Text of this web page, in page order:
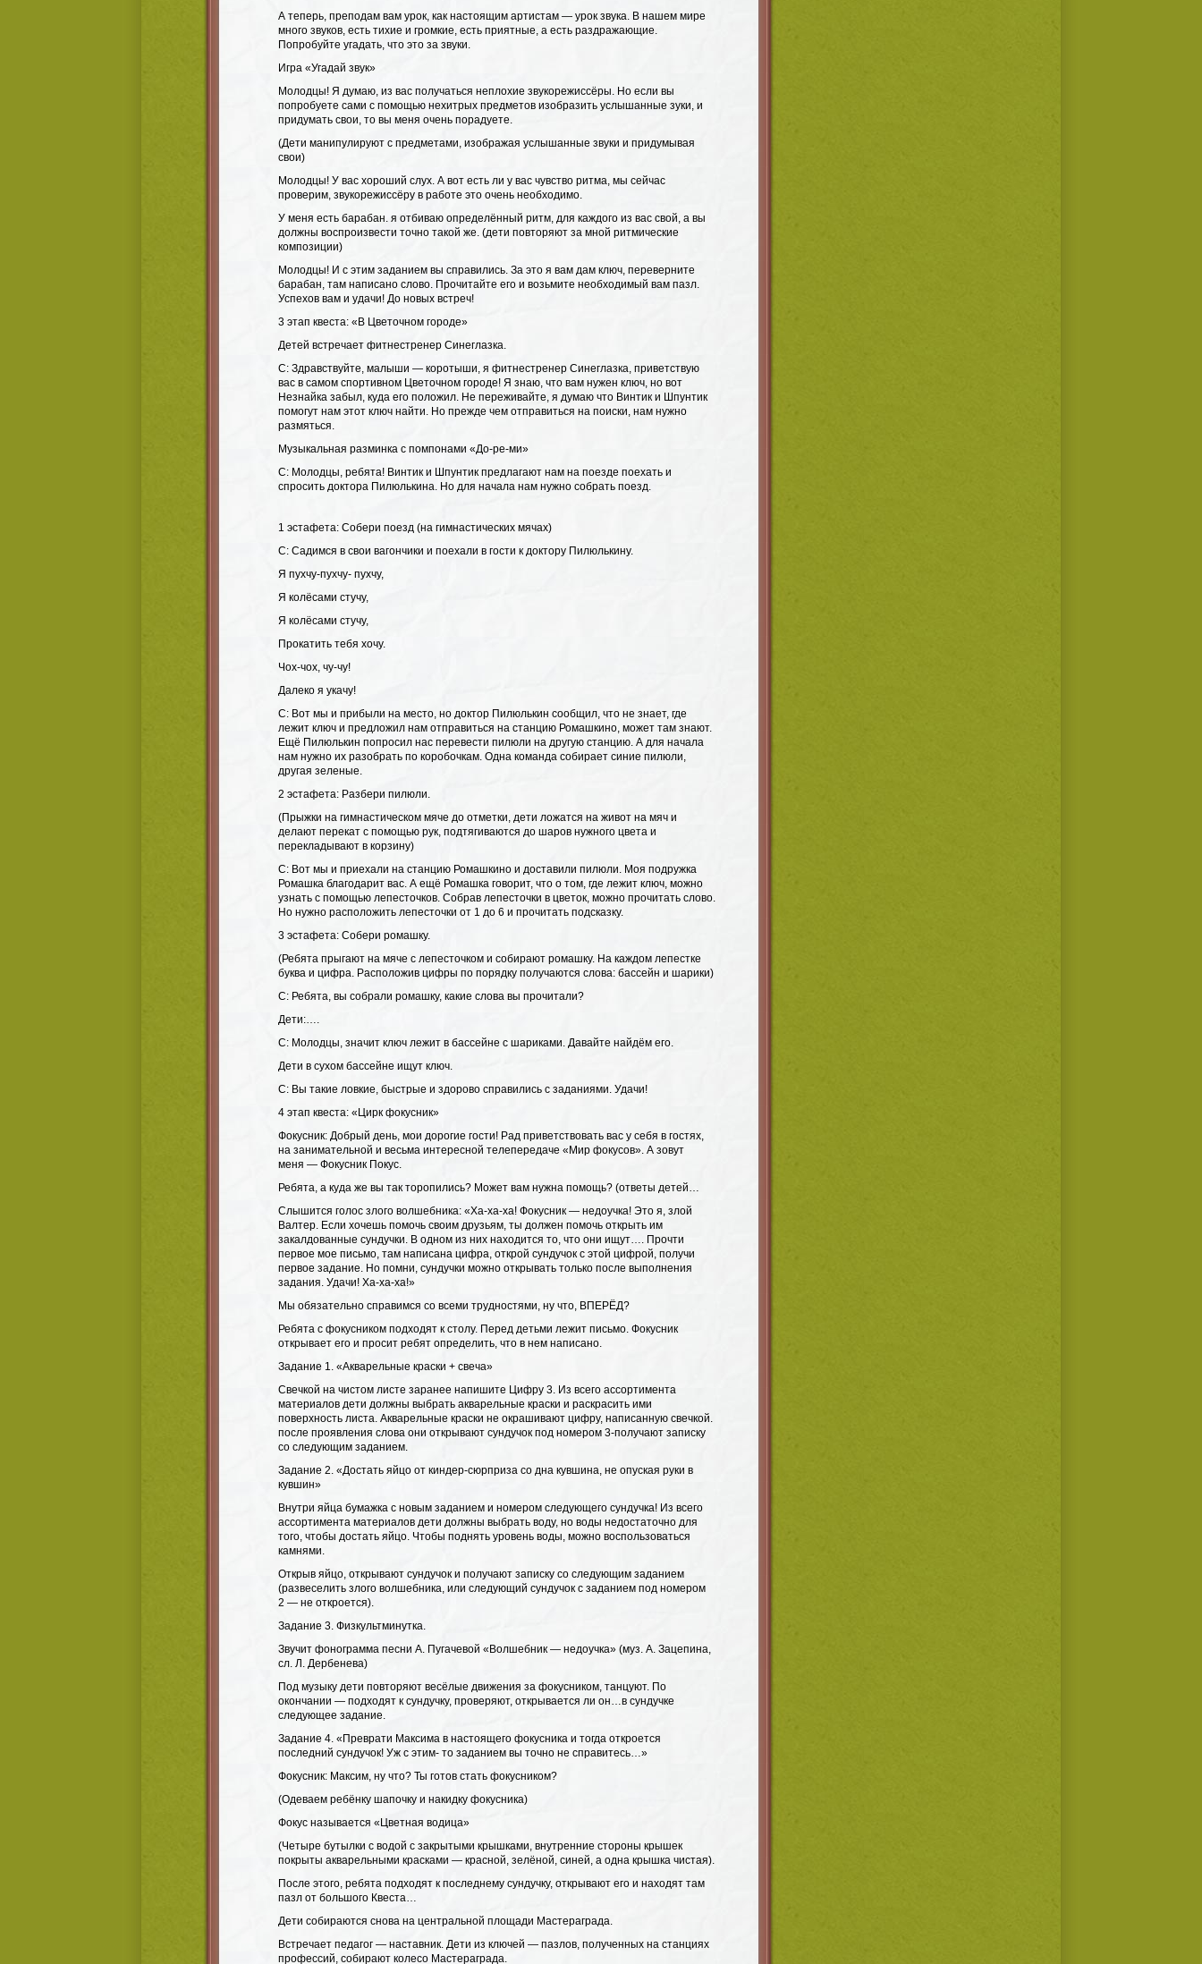
А теперь, преподам вам урок, как настоящим артистам — урок звука. В нашем мире
много звуков, есть тихие и громкие, есть приятные, а есть раздражающие.
Попробуйте угадать, что это за звуки.
Игра «Угадай звук»
Молодцы! Я думаю, из вас получаться неплохие звукорежиссёры. Но если вы
попробуете сами с помощью нехитрых предметов изобразить услышанные зуки, и
придумать свои, то вы меня очень порадуете.
(Дети манипулируют с предметами, изображая услышанные звуки и придумывая
свои)
Молодцы! У вас хороший слух. А вот есть ли у вас чувство ритма, мы сейчас
проверим, звукорежиссёру в работе это очень необходимо.
У меня есть барабан. я отбиваю определённый ритм, для каждого из вас свой, а вы
должны воспроизвести точно такой же. (дети повторяют за мной ритмические
композиции)
Молодцы! И с этим заданием вы справились. За это я вам дам ключ, переверните
барабан, там написано слово. Прочитайте его и возьмите необходимый вам пазл.
Успехов вам и удачи! До новых встреч!
3 этап квеста: «В Цветочном городе»
Детей встречает фитнестренер Синеглазка.
С: Здравствуйте, малыши — коротыши, я фитнестренер Синеглазка, приветствую
вас в самом спортивном Цветочном городе! Я знаю, что вам нужен ключ, но вот
Незнайка забыл, куда его положил. Не переживайте, я думаю что Винтик и Шпунтик
помогут нам этот ключ найти. Но прежде чем отправиться на поиски, нам нужно
размяться.
Музыкальная разминка с помпонами «До-ре-ми»
С: Молодцы, ребята! Винтик и Шпунтик предлагают нам на поезде поехать и
спросить доктора Пилюлькина. Но для начала нам нужно собрать поезд.
1 эстафета: Собери поезд (на гимнастических мячах)
С: Садимся в свои вагончики и поехали в гости к доктору Пилюлькину.
Я пухчу-пухчу- пухчу,
Я колёсами стучу,
Я колёсами стучу,
Прокатить тебя хочу.
Чох-чох, чу-чу!
Далеко я укачу!
С: Вот мы и прибыли на место, но доктор Пилюлькин сообщил, что не знает, где
лежит ключ и предложил нам отправиться на станцию Ромашкино, может там знают.
Ещё Пилюлькин попросил нас перевести пилюли на другую станцию. А для начала
нам нужно их разобрать по коробочкам. Одна команда собирает синие пилюли,
другая зеленые.
2 эстафета: Разбери пилюли.
(Прыжки на гимнастическом мяче до отметки, дети ложатся на живот на мяч и
делают перекат с помощью рук, подтягиваются до шаров нужного цвета и
перекладывают в корзину)
С: Вот мы и приехали на станцию Ромашкино и доставили пилюли. Моя подружка
Ромашка благодарит вас. А ещё Ромашка говорит, что о том, где лежит ключ, можно
узнать с помощью лепесточков. Собрав лепесточки в цветок, можно прочитать слово.
Но нужно расположить лепесточки от 1 до 6 и прочитать подсказку.
3 эстафета: Собери ромашку.
(Ребята прыгают на мяче с лепесточком и собирают ромашку. На каждом лепестке
буква и цифра. Расположив цифры по порядку получаются слова: бассейн и шарики)
С: Ребята, вы собрали ромашку, какие слова вы прочитали?
Дети:….
С: Молодцы, значит ключ лежит в бассейне с шариками. Давайте найдём его.
Дети в сухом бассейне ищут ключ.
С: Вы такие ловкие, быстрые и здорово справились с заданиями. Удачи!
4 этап квеста: «Цирк фокусник»
Фокусник: Добрый день, мои дорогие гости! Рад приветствовать вас у себя в гостях,
на занимательной и весьма интересной телепередаче «Мир фокусов». А зовут
меня — Фокусник Покус.
Ребята, а куда же вы так торопились? Может вам нужна помощь? (ответы детей…
Слышится голос злого волшебника: «Ха-ха-ха! Фокусник — недоучка! Это я, злой
Валтер. Если хочешь помочь своим друзьям, ты должен помочь открыть им
закалдованные сундучки. В одном из них находится то, что они ищут…. Прочти
первое мое письмо, там написана цифра, открой сундучок с этой цифрой, получи
первое задание. Но помни, сундучки можно открывать только после выполнения
задания. Удачи! Ха-ха-ха!»
Мы обязательно справимся со всеми трудностями, ну что, ВПЕРЁД?
Ребята с фокусником подходят к столу. Перед детьми лежит письмо. Фокусник
открывает его и просит ребят определить, что в нем написано.
Задание 1. «Акварельные краски + свеча»
Свечкой на чистом листе заранее напишите Цифру 3. Из всего ассортимента
материалов дети должны выбрать акварельные краски и раскрасить ими
поверхность листа. Акварельные краски не окрашивают цифру, написанную свечкой.
после проявления слова они открывают сундучок под номером 3-получают записку
со следующим заданием.
Задание 2. «Достать яйцо от киндер-сюрприза со дна кувшина, не опуская руки в
кувшин»
Внутри яйца бумажка с новым заданием и номером следующего сундучка! Из всего
ассортимента материалов дети должны выбрать воду, но воды недостаточно для
того, чтобы достать яйцо. Чтобы поднять уровень воды, можно воспользоваться
камнями.
Открыв яйцо, открывают сундучок и получают записку со следующим заданием
(развеселить злого волшебника, или следующий сундучок с заданием под номером
2 — не откроется).
Задание 3. Физкультминутка.
Звучит фонограмма песни А. Пугачевой «Волшебник — недоучка» (муз. А. Зацепина,
сл. Л. Дербенева)
Под музыку дети повторяют весёлые движения за фокусником, танцуют. По
окончании — подходят к сундучку, проверяют, открывается ли он…в сундучке
следующее задание.
Задание 4. «Преврати Максима в настоящего фокусника и тогда откроется
последний сундучок! Уж с этим- то заданием вы точно не справитесь…»
Фокусник: Максим, ну что? Ты готов стать фокусником?
(Одеваем ребёнку шапочку и накидку фокусника)
Фокус называется «Цветная водица»
(Четыре бутылки с водой с закрытыми крышками, внутренние стороны крышек
покрыты акварельными красками — красной, зелёной, синей, а одна крышка чистая).
После этого, ребята подходят к последнему сундучку, открывают его и находят там
пазл от большого Квеста…
Дети собираются снова на центральной площади Мастераграда.
Встречает педагог — наставник. Дети из ключей — пазлов, полученных на станциях
профессий, собирают колесо Мастераграда.